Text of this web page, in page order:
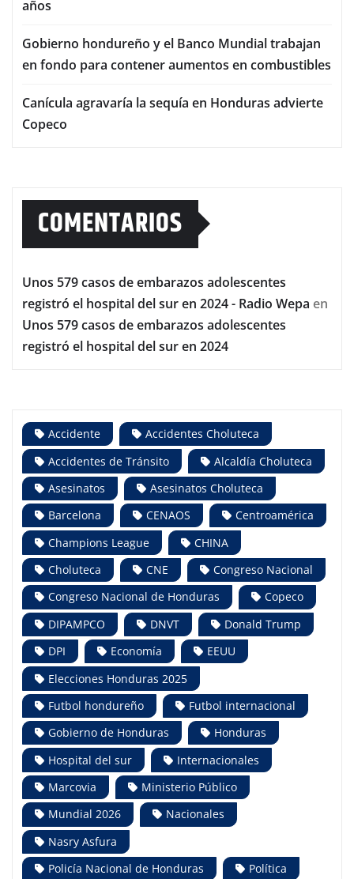
años
Gobierno hondureño y el Banco Mundial trabajan
en fondo para contener aumentos en combustibles
Canícula agravaría la sequía en Honduras advierte
Copeco
COMENTARIOS
Unos 579 casos de embarazos adolescentes
registró el hospital del sur en 2024 - Radio Wepa en
Unos 579 casos de embarazos adolescentes
registró el hospital del sur en 2024
Accidente
Accidentes Choluteca
Accidentes de Tránsito
Alcaldía Choluteca
Asesinatos
Asesinatos Choluteca
Barcelona
CENAOS
Centroamérica
Champions League
CHINA
Choluteca
CNE
Congreso Nacional
Congreso Nacional de Honduras
Copeco
DIPAMPCO
DNVT
Donald Trump
DPI
Economía
EEUU
Elecciones Honduras 2025
Futbol hondureño
Futbol internacional
Gobierno de Honduras
Honduras
Hospital del sur
Internacionales
Marcovia
Ministerio Público
Mundial 2026
Nacionales
Nasry Asfura
Policía Nacional de Honduras
Política